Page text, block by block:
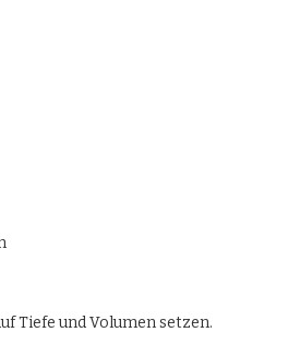
Tiefe und Volumen setzen.